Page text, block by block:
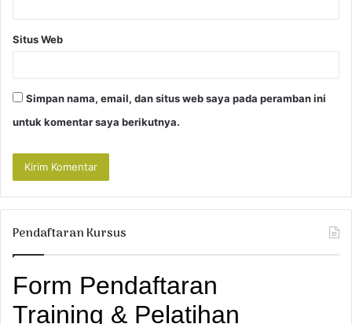
Situs Web
Simpan nama, email, dan situs web saya pada peramban ini
untuk komentar saya berikutnya.
Pendaftaran Kursus